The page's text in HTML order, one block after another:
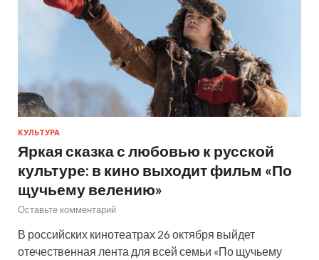
КУЛЬТУРА
Яркая сказка с любовью к русской
культуре: в кино выходит фильм «По
щучьему велению»
Оставьте комментарий
В российских кинотеатрах 26 октября выйдет
отечественная лента для всей семьи «По щучьему